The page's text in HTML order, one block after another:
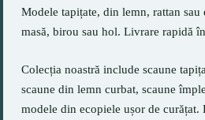
Modele tapițate, din lemn, rattan sau
masă, birou sau hol. Livrare rapidă
Colecția noastră include scaune
scaune din lemn curbat, scaune
modele din ecopiele ușor de